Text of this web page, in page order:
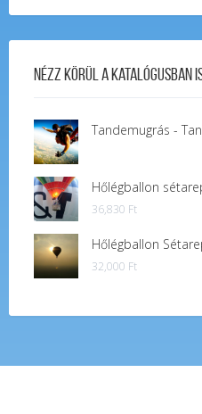
Nézz körül a katalógusban
Tandemugrás -
Hőlégballon
36,830 Ft
Hőlégballon
32,000 Ft